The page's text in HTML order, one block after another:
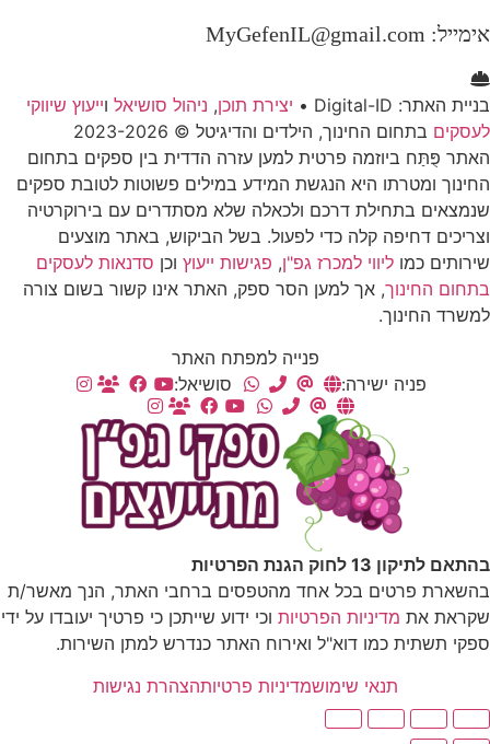
אימייל: MyGefenIL@gmail.com
בניית האתר: Digital-ID • יצירת תוכן, ניהול סושיאל וייעוץ שיווקי
לעסקים בתחום החינוך, הילדים והדיגיטל © 2023-2026
האתר פֻּתַּח ביוזמה פרטית למען עזרה הדדית בין ספקים בתחום
החינוך ומטרתו היא הנגשת המידע במילים פשוטות לטובת ספקים
שנמצאים בתחילת דרכם ולכאלה שלא מסתדרים עם בירוקרטיה
וצריכים דחיפה קלה כדי לפעול. בשל הביקוש, באתר מוצעים
שירותים כמו ליווי למכרז גפ"ן, פגישות ייעוץ וכן סדנאות לעסקים
בתחום החינוך, אך למען הסר ספק, האתר אינו קשור בשום צורה
למשרד החינוך.
פנייה למפתח האתר
פניה ישירה:
סושיאל:
בהתאם לתיקון 13 לחוק הגנת הפרטיות
בהשארת פרטים בכל אחד מהטפסים ברחבי האתר, הנך מאשר/ת
שקראת את מדיניות הפרטיות וכי ידוע שייתכן כי פרטיך יעובדו על ידי
ספקי תשתית כמו דוא"ל ואירוח האתר כנדרש למתן השירות.
תנאי שימושמדיניות פרטיותהצהרת נגישות